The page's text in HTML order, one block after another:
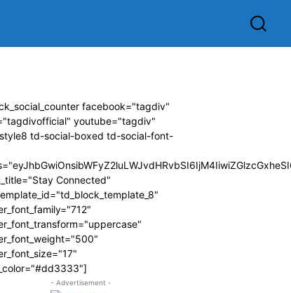
facebook="tagdiv"
youtube="tagdiv"
td-social-boxed td-social-font-
Connected"
- Advertisement -